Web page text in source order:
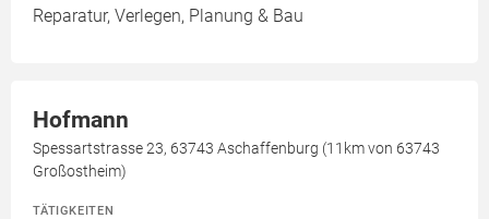
Reparatur, Verlegen, Planung & Bau
Hofmann
Spessartstrasse 23, 63743 Aschaffenburg (11km von 63743
Großostheim)
TÄTIGKEITEN